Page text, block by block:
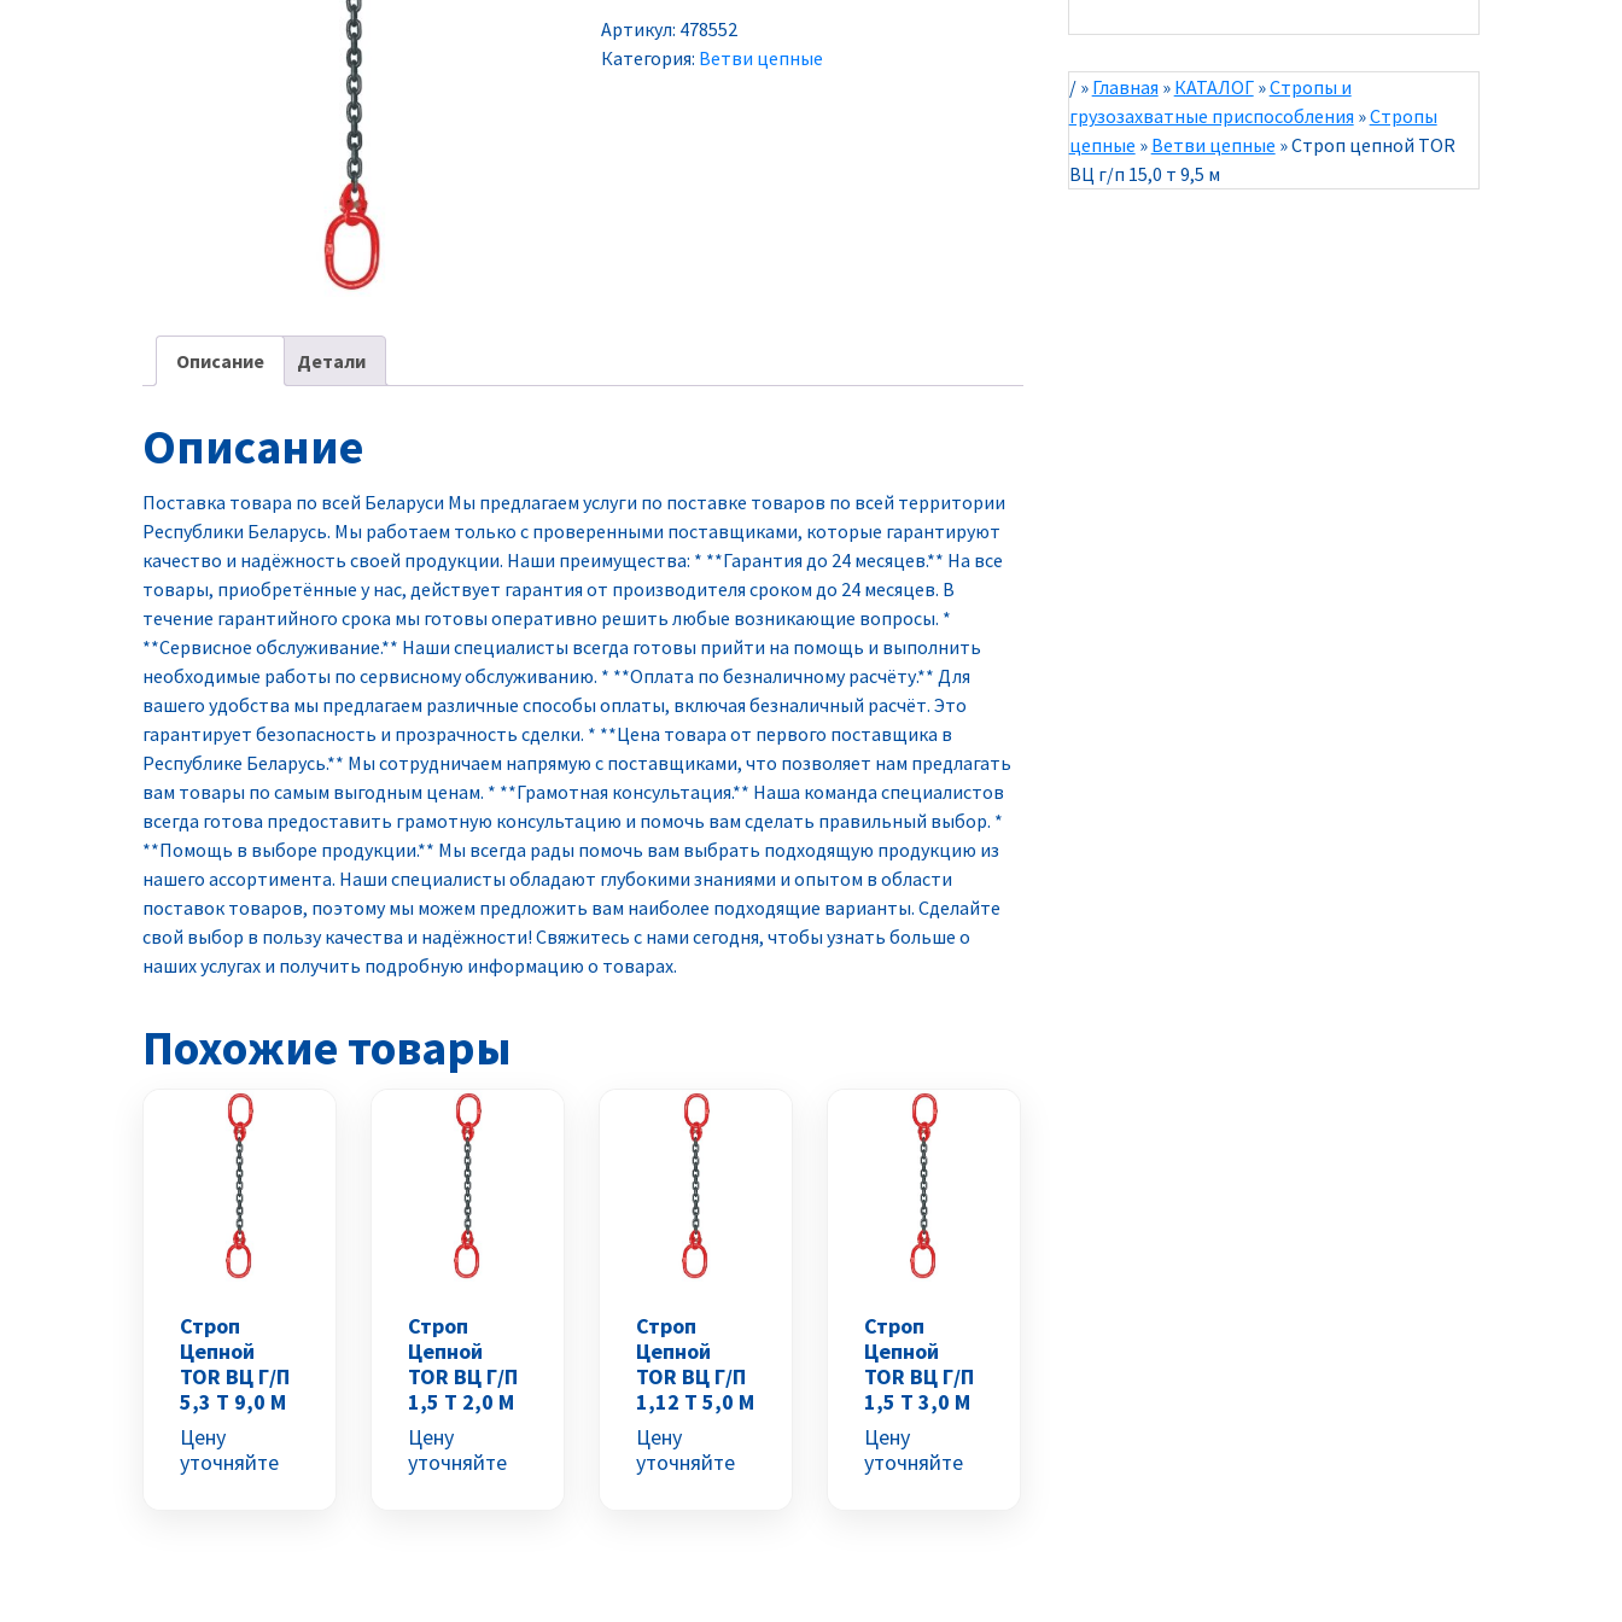
Артикул: 478552
Категория: Ветви цепные
Описание Детали
Описание
Поставка товара по всей Беларуси Мы предлагаем услуги по поставке товаров по всей территории
Республики Беларусь. Мы работаем только с проверенными поставщиками, которые гарантируют
качество и надёжность своей продукции. Наши преимущества: * **Гарантия до 24 месяцев.** На все
товары, приобретённые у нас, действует гарантия от производителя сроком до 24 месяцев. В
течение гарантийного срока мы готовы оперативно решить любые возникающие вопросы. *
**Сервисное обслуживание.** Наши специалисты всегда готовы прийти на помощь и выполнить
необходимые работы по сервисному обслуживанию. * **Оплата по безналичному расчёту.** Для
вашего удобства мы предлагаем различные способы оплаты, включая безналичный расчёт. Это
гарантирует безопасность и прозрачность сделки. * **Цена товара от первого поставщика в
Республике Беларусь.** Мы сотрудничаем напрямую с поставщиками, что позволяет нам предлагать
вам товары по самым выгодным ценам. * **Грамотная консультация.** Наша команда специалистов
всегда готова предоставить грамотную консультацию и помочь вам сделать правильный выбор. *
**Помощь в выборе продукции.** Мы всегда рады помочь вам выбрать подходящую продукцию из
нашего ассортимента. Наши специалисты обладают глубокими знаниями и опытом в области
поставок товаров, поэтому мы можем предложить вам наиболее подходящие варианты. Сделайте
свой выбор в пользу качества и надёжности! Свяжитесь с нами сегодня, чтобы узнать больше о
наших услугах и получить подробную информацию о товарах.
Похожие товары
Строп
Цепной
TOR ВЦ Г/п
5,3 Т 9,0 М
Цену
уточняйте
Строп
Цепной
TOR ВЦ Г/п
1,5 Т 2,0 М
Цену
уточняйте
Строп
Цепной
TOR ВЦ Г/п
1,12 Т 5,0 М
Цену
уточняйте
Строп
Цепной
TOR ВЦ Г/п
1,5 Т 3,0 М
Цену
уточняйте
/ » Главная » КАТАЛОГ »Стропы и
грузозахватные приспособления »Стропы
цепные » Ветви цепные »Строп цепной TOR
ВЦ г/п 15,0 т 9,5 м